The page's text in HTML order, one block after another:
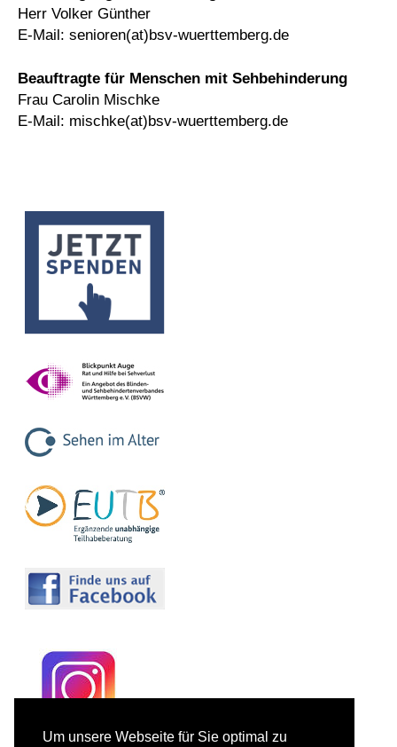
Um unsere Webseite für Sie optimal zu
Herr Volker Günther
E-Mail: senioren(at)bsv-wuerttemberg.de
Beauftragte für Menschen mit Sehbehinderung
Frau Carolin Mischke
E-Mail: mischke(at)bsv-wuerttemberg.de